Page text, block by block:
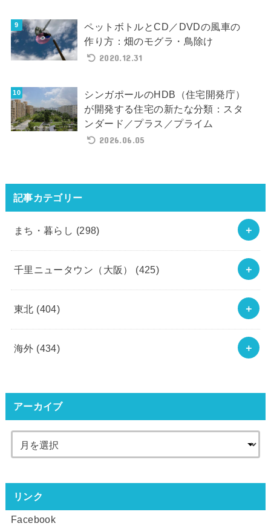
ペットボトルとCD／DVDの風車の
作り方：畑のモグラ・鳥除け
2020.12.31
シンガポールのHDB（住宅開発庁）
が開発する住宅の新たな分類：スタ
ンダード／プラス／プライム
2026.06.05
記事カテゴリー
まち・暮らし (298)
千里ニュータウン（大阪） (425)
東北 (404)
海外 (434)
アーカイブ
リンク
Facebook